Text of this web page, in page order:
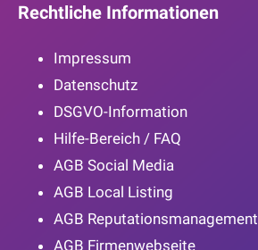
Rechtliche Informationen
Impressum
Datenschutz
DSGVO-Information
Hilfe-Bereich / FAQ
AGB Social Media
AGB Local Listing
AGB Reputationsmanagement
AGB Firmenwebseite